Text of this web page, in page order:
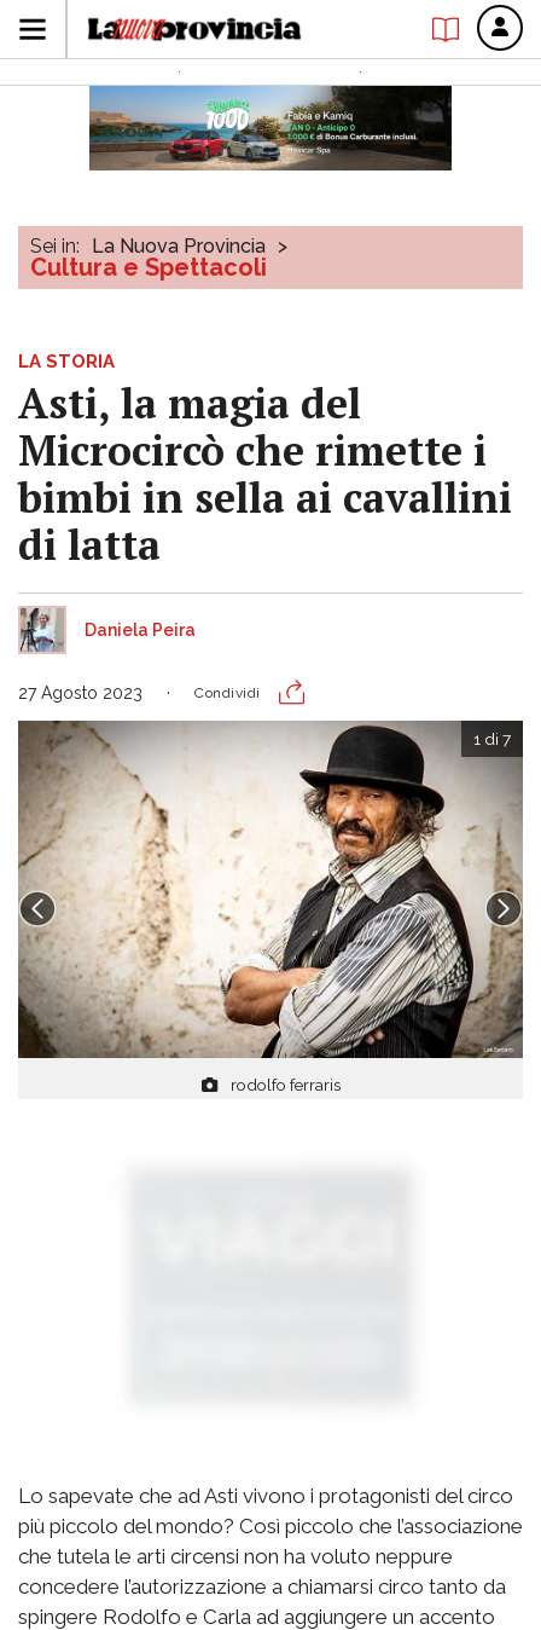
Sei in: La Nuova Provincia >
Cultura e Spettacoli
LA STORIA
Asti, la magia del
Microcircò che rimette i
bimbi in sella ai cavallini
di latta
Daniela Peira
27 Agosto 2023 Condividi
rodolfo ferraris
1 di 7
Lo sapevate che ad Asti vivono i protagonisti del circo
più piccolo del mondo? Così piccolo che l’associazione
che tutela le arti circensi non ha voluto neppure
concedere l’autorizzazione a chiamarsi circo tanto da
spingere Rodolfo e Carla ad aggiungere un accento